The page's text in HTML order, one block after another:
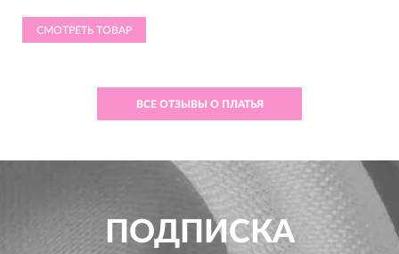
СМОТРЕТЬ ТОВАР
ВСЕ ОТЗЫВЫ О ПЛАТЬЯ
ПОДПИСКА